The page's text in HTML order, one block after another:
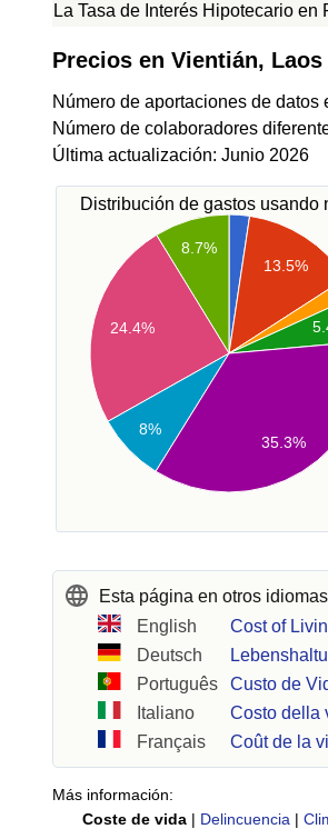
La Tasa de Interés Hipotecario
Precios en Vientián, Laos
Número de aportaciones de
Número de colaboradores
Última actualización: Junio 2026
Distribución de gastos usando
13.5%
8.7%
24.4%
8%
35.3%
Esta página en otros
English
Cost of
Deutsch
Português
Custo de
Italiano
Costo della
Français
Coût de la
Más información:
Coste de vida | Delincuencia |